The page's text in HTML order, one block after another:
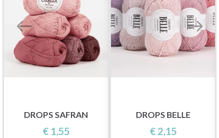
DROPS SAFRAN
€ 1,55
DROPS BELLE
€ 2,15